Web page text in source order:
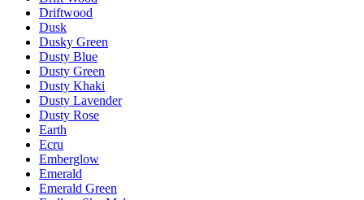
Driftwood
Dusk
Dusky Green
Dusty Blue
Dusty Green
Dusty Khaki
Dusty Lavender
Dusty Rose
Earth
Ecru
Emberglow
Emerald
Emerald Green